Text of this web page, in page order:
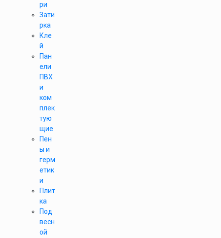
ри
Зати
рка
Кле
й
Пан
ели
ПВХ
и
ком
плек
тую
щие
Пен
ы и
герм
етик
и
Плит
ка
Под
весн
ой